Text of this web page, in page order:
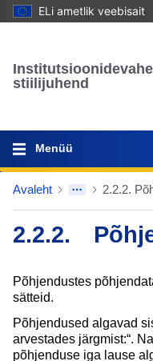
ELi ametlik veebisait
stiilijuhend
Menüü
Avaleht 2.2.2.